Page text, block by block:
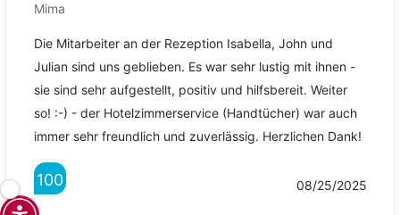
Mima
Die Mitarbeiter an der Rezeption Isabella, John und
Julian sind uns geblieben. Es war sehr lustig mit ihnen -
sie sind sehr aufgestellt, positiv und hilfsbereit. Weiter
so! :-) - der Hotelzimmerservice (Handtücher) war auch
immer sehr freundlich und zuverlässig. Herzlichen Dank!
100 08/25/2025